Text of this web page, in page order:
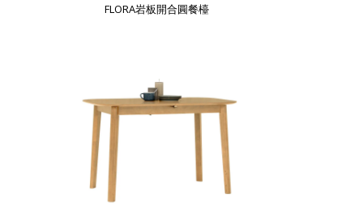
FLORA岩板開合圓餐檯